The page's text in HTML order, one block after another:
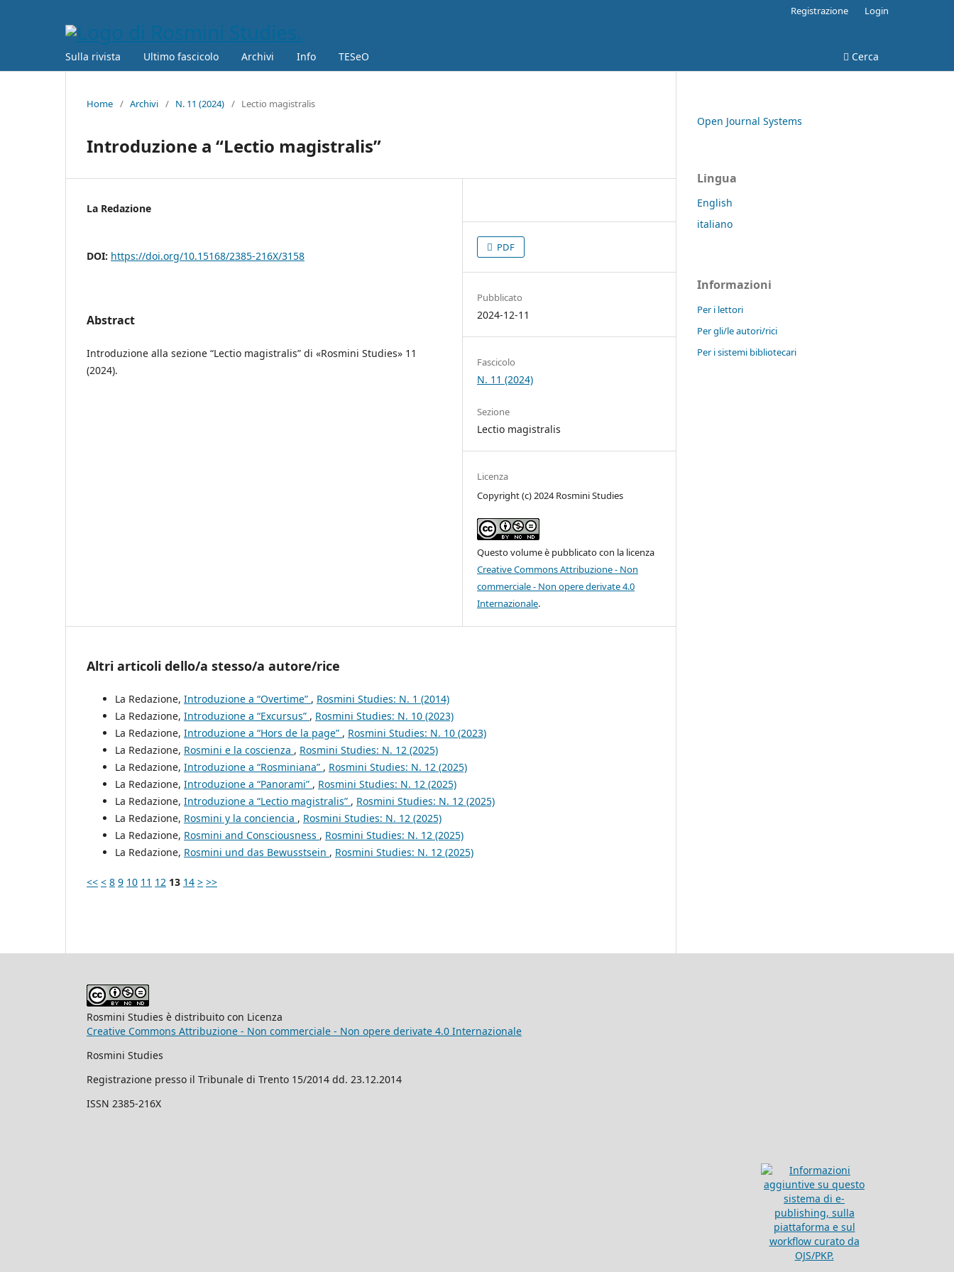
Sulla rivista Ultimo fascicolo Archivi Info TESeO Cerca
Registrazione Login
Home / Archivi / N. 11 (2024) / Lectio magistralis
Introduzione a “Lectio magistralis”
La Redazione
DOI: https://doi.org/10.15168/2385-216X/3158
Abstract
Introduzione alla sezione “Lectio magistralis” di «Rosmini Studies» 11
(2024).
PDF
Pubblicato
2024-12-11
Fascicolo
N. 11 (2024)
Sezione
Lectio magistralis
Licenza
Copyright (c) 2024 Rosmini Studies
Questo volume è pubblicato con la licenza
Creative Commons Attribuzione - Non
commerciale - Non opere derivate 4.0
Internazionale.
Altri articoli dello/a stesso/a autore/rice
La Redazione, Introduzione a “Overtime” , Rosmini Studies: N. 1 (2014)
La Redazione, Introduzione a “Excursus” , Rosmini Studies: N. 10 (2023)
La Redazione, Introduzione a “Hors de la page” , Rosmini Studies: N. 10 (2023)
La Redazione, Rosmini e la coscienza , Rosmini Studies: N. 12 (2025)
La Redazione, Introduzione a “Rosminiana” , Rosmini Studies: N. 12 (2025)
La Redazione, Introduzione a “Panorami” , Rosmini Studies: N. 12 (2025)
La Redazione, Introduzione a “Lectio magistralis” , Rosmini Studies: N. 12 (2025)
La Redazione, Rosmini y la conciencia , Rosmini Studies: N. 12 (2025)
La Redazione, Rosmini and Consciousness , Rosmini Studies: N. 12 (2025)
La Redazione, Rosmini und das Bewusstsein , Rosmini Studies: N. 12 (2025)
<< < 8 9 10 11 12 13 14 > >>
Open Journal Systems
Lingua
English
italiano
Informazioni
Per i lettori
Per gli/le autori/rici
Per i sistemi bibliotecari
Rosmini Studies è distribuito con Licenza
Creative Commons Attribuzione - Non commerciale - Non opere derivate 4.0 Internazionale
Rosmini Studies
Registrazione presso il Tribunale di Trento 15/2014 dd. 23.12.2014
ISSN 2385-216X